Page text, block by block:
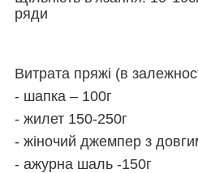
ряди
Витрата пряжі (в залежно
- шапка – 100г
- жилет 150-250г
- жіночий джемпер з
- ажурна шаль -150г